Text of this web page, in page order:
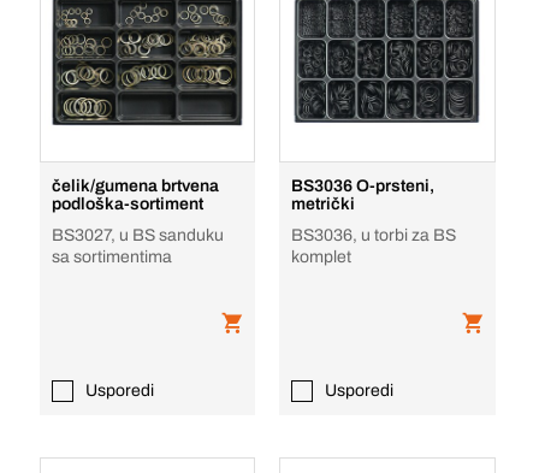
čelik/gumena brtvena
podloška-sortiment
BS3027, u BS sanduku
sa sortimentima
Usporedi
BS3036 O-prsteni,
metrički
BS3036, u torbi za BS
komplet
Usporedi